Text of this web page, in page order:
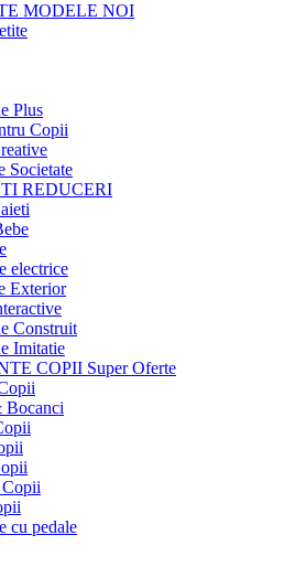
MODELE NOI
Plus
Copii
Societate
REDUCERI
electrice
Exterior
Construit
Imitatie
COPII Super Oferte
Bocanci
Copii
cu pedale